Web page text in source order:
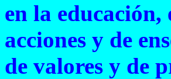
en la educación,
acciones y de
de valores y de